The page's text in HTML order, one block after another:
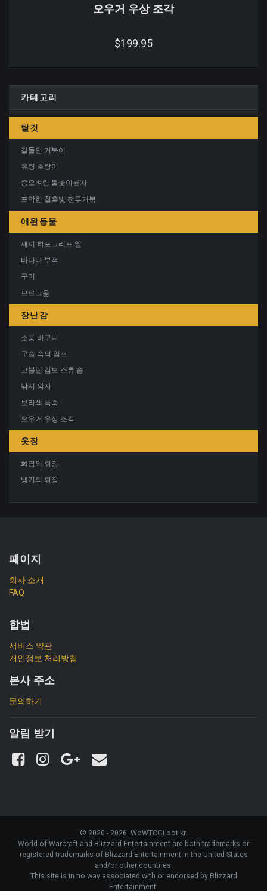
오우거 우상 조각
$199.95
카테고리
탈것
길들인 거북이
유령 호랑이
증오벼림 불꽃이륜차
포악한 칠흑빛 전투거북
애완동물
새끼 히포그리프 알
바나나 부적
구미
브르그옳
장난감
소풍 바구니
구슬 속의 임프
고블린 검보 스튜 솥
낚시 의자
보라색 폭죽
오우거 우상 조각
옷장
화염의 휘장
냉기의 휘장
페이지
회사 소개
FAQ
합법
서비스 약관
개인정보 처리방침
본사 주소
문의하기
알림 받기
© 2020 - 2026. WoWTCGLoot.kr.
World of Warcraft and Blizzard Entertainment are both trademarks or
registered trademarks of Blizzard Entertainment in the United States
and/or other countries.
This site is in no way associated with or endorsed by Blizzard
Entertainment.